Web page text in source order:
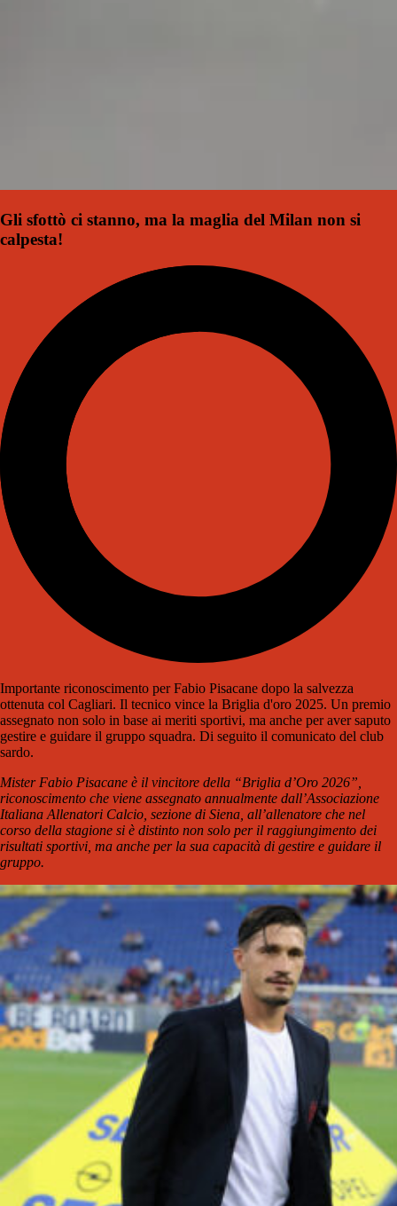
Gli sfottò ci stanno, ma la maglia del Milan non si
calpesta!
Importante riconoscimento per Fabio Pisacane dopo la salvezza
ottenuta col Cagliari. Il tecnico vince la Briglia d'oro 2025. Un premio
assegnato non solo in base ai meriti sportivi, ma anche per aver saputo
gestire e guidare il gruppo squadra. Di seguito il comunicato del club
sardo.
Mister Fabio Pisacane è il vincitore della “Briglia d’Oro 2026”,
riconoscimento che viene assegnato annualmente dall’Associazione
Italiana Allenatori Calcio, sezione di Siena, all’allenatore che nel
corso della stagione si è distinto non solo per il raggiungimento dei
risultati sportivi, ma anche per la sua capacità di gestire e guidare il
gruppo.